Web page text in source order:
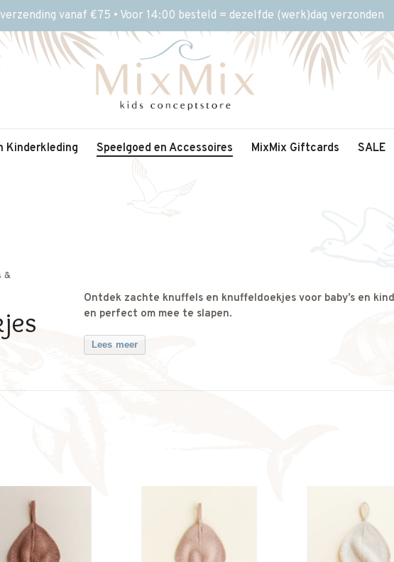
vanaf €75 • Voor 14:00 besteld = dezelfde (werk)dag verzonden
Kinderkleding Speelgoed en Accessoires MixMix Giftcards SALE
&
Ontdek zachte knuffels en knuffeldoekjes voor baby’s en
en perfect om mee te slapen.
Lees meer